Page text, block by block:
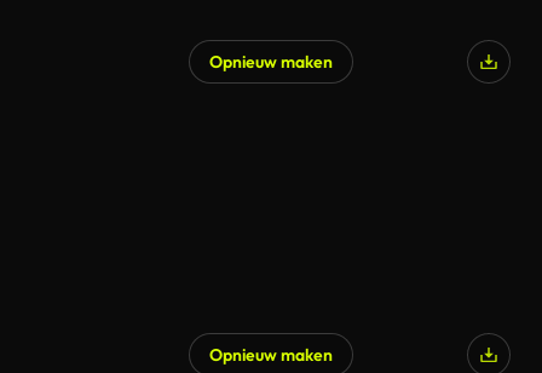
Opnieuw maken
Opnieuw maken